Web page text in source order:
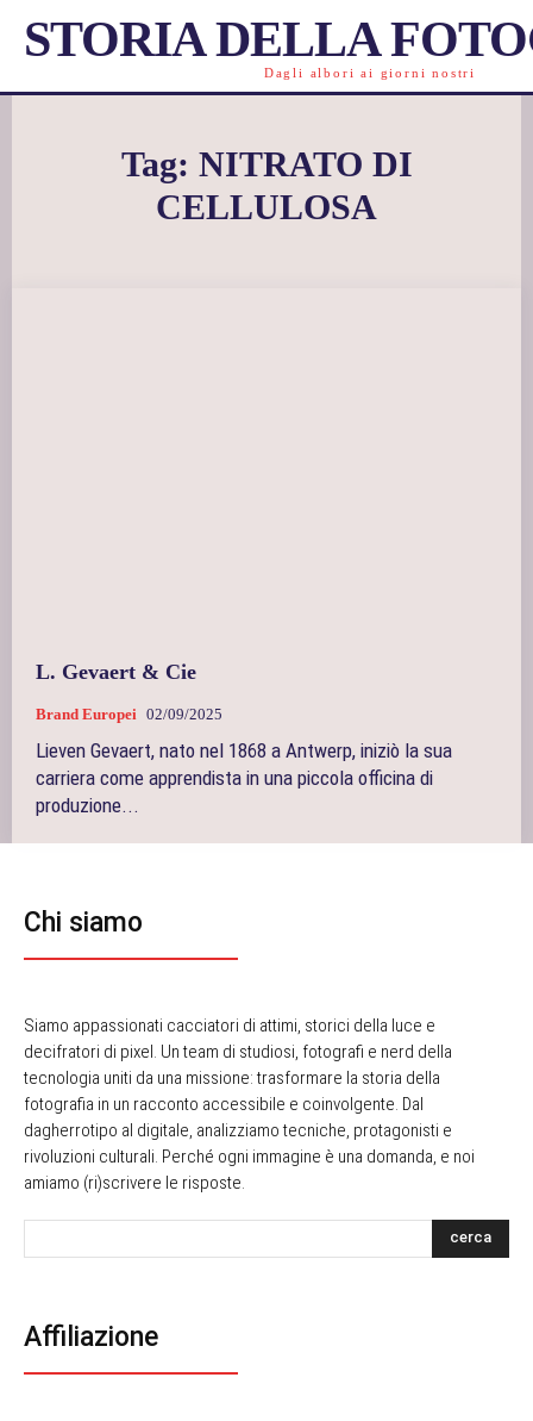
STORIA DELLA
Dagli albori ai giorni nostri
Tag: NITRATO DI
CELLULOSA
L. Gevaert & Cie
Brand Europei 02/09/2025
Lieven Gevaert, nato nel 1868 a Antwerp, iniziò la sua
carriera come apprendista in una piccola officina di
produzione...
Chi siamo
Siamo appassionati cacciatori di attimi, storici della luce e
decifratori di pixel. Un team di studiosi, fotografi e nerd della
tecnologia uniti da una missione: trasformare la storia della
fotografia in un racconto accessibile e coinvolgente. Dal
dagherrotipo al digitale, analizziamo tecniche, protagonisti e
rivoluzioni culturali. Perché ogni immagine è una domanda, e noi
amiamo (ri)scrivere le risposte.
cerca
Affiliazione